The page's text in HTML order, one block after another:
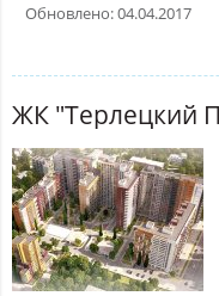
Обновлено: 04.04.2017
ЖК "Терлецкий